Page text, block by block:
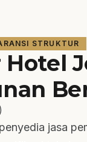
STRUKTUR
jasa